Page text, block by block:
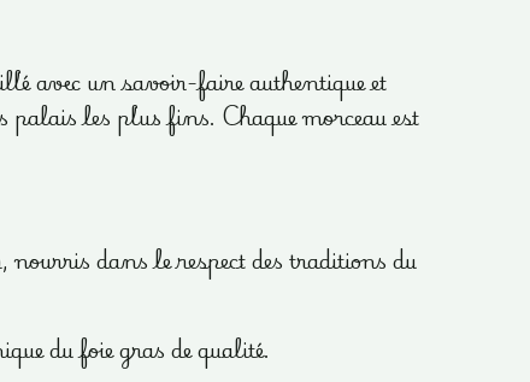
avec un savoir-faire authentique et
les plus fins. Chaque morceau est
dans le respect des traditions du
du foie gras de qualité.